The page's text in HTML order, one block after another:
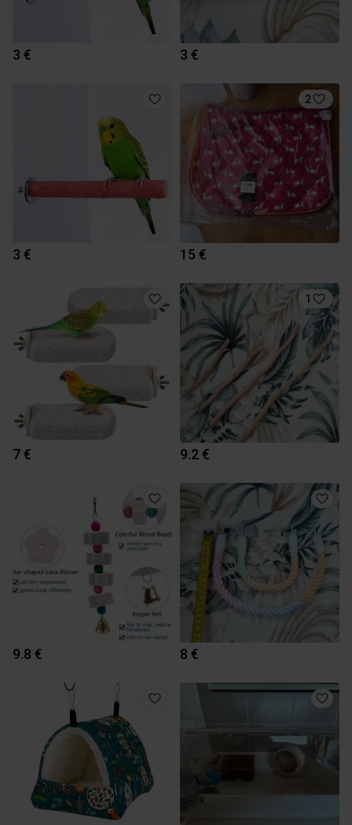
3 € 3 €
3 €
2
15 €
7 €
1
9.2 €
9.8 € 8 €